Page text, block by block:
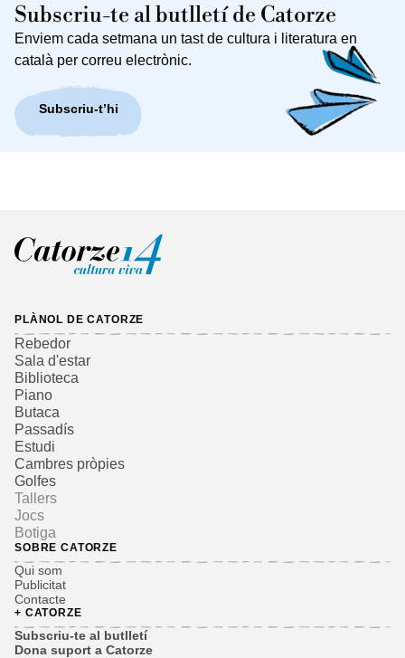
Subscriu-te al butlletí de Catorze
Enviem cada setmana un tast de cultura i literatura en
català per correu electrònic.
Subscriu-t’hi
PLÀNOL DE CATORZE
Rebedor
Sala d'estar
Biblioteca
Piano
Butaca
Passadís
Estudi
Cambres pròpies
Golfes
Tallers
Jocs
Botiga
SOBRE CATORZE
Qui som
Publicitat
Contacte
+ CATORZE
Subscriu-te al butlletí
Dona suport a Catorze